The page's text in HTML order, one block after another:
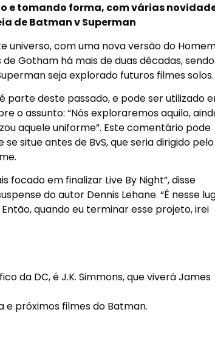
e tomando forma, com várias
de Batman v Superman
universo, com uma nova versão do
Gotham há mais de duas décadas, sendo
seja explorado futuros filmes solos.
parte deste passado, e pode ser utilizado
o assunto: “Nós exploraremos aquilo,
aquele uniforme”. Este comentário pode
situe antes de BvS, que seria dirigido pelo
focado em finalizar Live By Night”, disse
do autor Dennis Lehane. “É nesse
quando eu terminar esse projeto, irei
da DC, é J.K. Simmons, que viverá James
e próximos filmes do Batman.